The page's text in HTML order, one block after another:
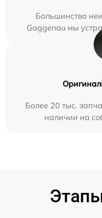
Большинство
Gaggenau мы
Более 20 тыс.
наличии на